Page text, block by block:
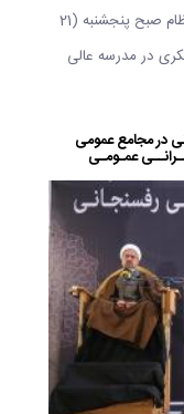
رفسنجانی رئیس فقید مجمع تشخیص مصلحت نظام صبح پنجشنبه (21
در مدرسه عالی
در مجامع عمومی
عمـومـی